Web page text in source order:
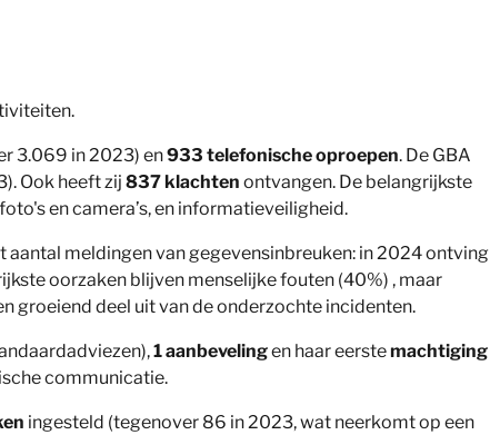
3.069 in 2023) en933 telefonische oproepen. De GBA
Ook heeft zij 837 klachten ontvangen. De belangrijkste
en camera’s, en informatieveiligheid.
meldingen van gegevensinbreuken: in 2024 ontving
oorzaken blijven menselijke fouten (40%) , maar
groeiend deel uit van de onderzochte incidenten.
1 aanbevelingen haar eerstemachtiging
communicatie.
ingesteld (tegenover 86 in 2023, wat neerkomt op een